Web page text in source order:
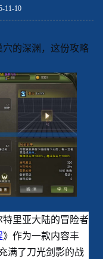
11-10
的深渊，这份攻略
里亚大陆的冒险者
》作为一款内容丰
满了刀光剑影的战